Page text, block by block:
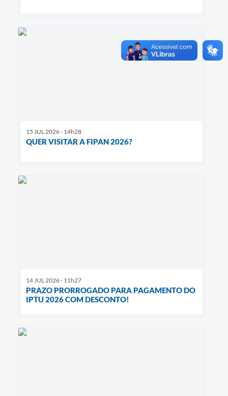
15 JUL 2026 - 14h28
QUER VISITAR A FIPAN 2026?
14 JUL 2026 - 11h27
PRAZO PRORROGADO PARA PAGAMENTO DO
IPTU 2026 COM DESCONTO!